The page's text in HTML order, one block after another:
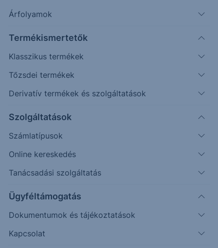
Árfolyamok
Termékismertetők
Klasszikus termékek
Tőzsdei termékek
Derivatív termékek és szolgáltatások
Szolgáltatások
Számlatípusok
Online kereskedés
Tanácsadási szolgáltatás
Ügyféltámogatás
Dokumentumok és tájékoztatások
Kapcsolat
Timeframe Irány
Napos